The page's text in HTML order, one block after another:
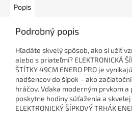
Popis
Podrobný popis
Hľadáte skvelý spôsob, ako si užiť
alebo s priateľmi? ELEKTRONICKÁ
ŠTÍTKY 49CM ENERO PRO je
nadšencov do šípok – ako
hráčov. Vďaka moderným prvkom
poskytne hodiny súťaženia a skvelej
ELEKTRONICKÝ ŠÍPKOVÝ TRHÁK